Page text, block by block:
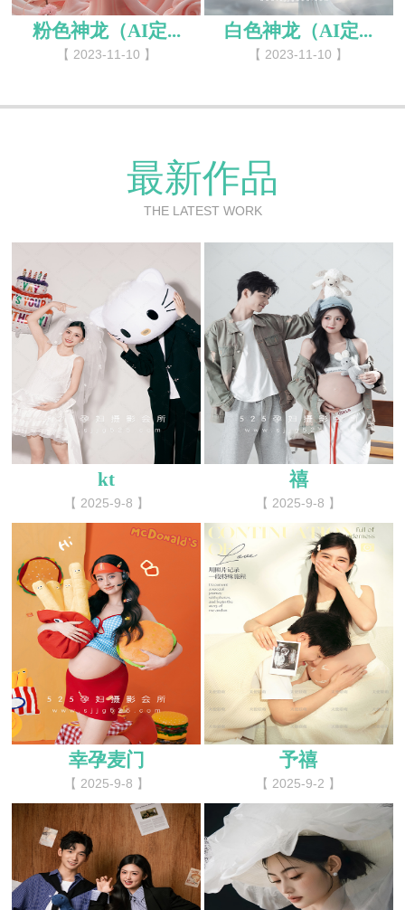
粉色神龙（AI定...
【 2023-11-10 】
白色神龙（AI定...
【 2023-11-10 】
最新作品
THE LATEST WORK
kt
【 2025-9-8 】
禧
【 2025-9-8 】
幸孕麦门
【 2025-9-8 】
予禧
【 2025-9-2 】